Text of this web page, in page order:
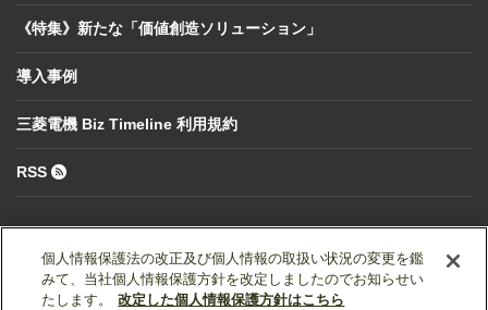
《特集》新たな「価値創造ソリューション」
導入事例
三菱電機 Biz Timeline 利用規約
RSS
個人情報保護法の改正及び個人情報の取扱い状況の変更を鑑
みて、当社個人情報保護方針を改定しましたのでお知らせい
たします。
改定した個人情報保護方針はこちら